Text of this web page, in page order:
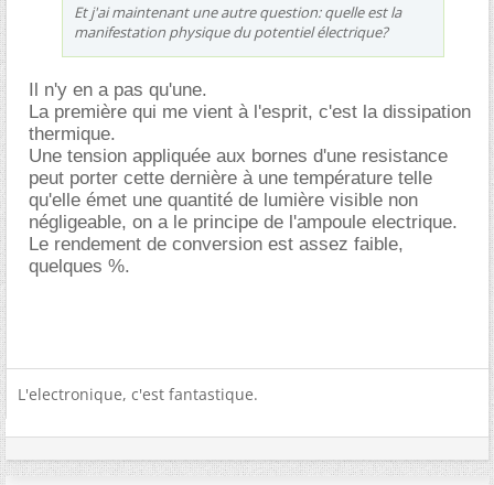
Et j'ai maintenant une autre question: quelle est la
manifestation physique du potentiel électrique?
Il n'y en a pas qu'une.
La première qui me vient à l'esprit, c'est la dissipation
thermique.
Une tension appliquée aux bornes d'une resistance
peut porter cette dernière à une température telle
qu'elle émet une quantité de lumière visible non
négligeable, on a le principe de l'ampoule electrique.
Le rendement de conversion est assez faible,
quelques %.
L'electronique, c'est fantastique.